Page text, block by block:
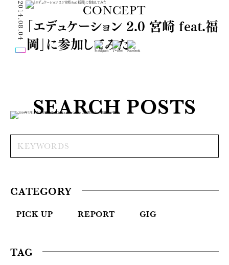
CONCEPT
SEARCH POSTS
CATEGORY
PICK UP REPORT GIG
TAG
2014.08.04 「エデュケーション 2.0 宮崎 feat.福
岡」に参加してみた